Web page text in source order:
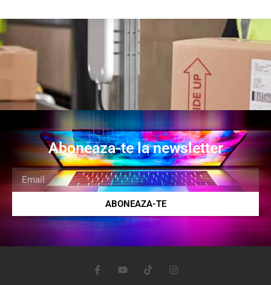
Aboneaza-te la newsletter
ABONEAZA-TE